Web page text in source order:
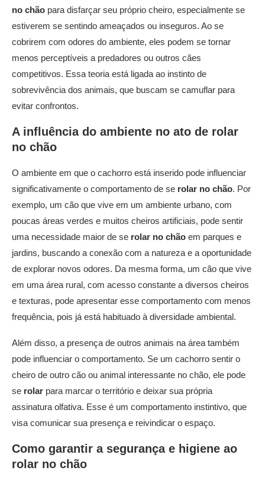
no chão para disfarçar seu próprio cheiro, especialmente se
estiverem se sentindo ameaçados ou inseguros. Ao se
cobrirem com odores do ambiente, eles podem se tornar
menos perceptíveis a predadores ou outros cães
competitivos. Essa teoria está ligada ao instinto de
sobrevivência dos animais, que buscam se camuflar para
evitar confrontos.
A influência do ambiente no ato de rolar
no chão
O ambiente em que o cachorro está inserido pode influenciar
significativamente o comportamento de se rolar no chão. Por
exemplo, um cão que vive em um ambiente urbano, com
poucas áreas verdes e muitos cheiros artificiais, pode sentir
uma necessidade maior de se rolar no chão em parques e
jardins, buscando a conexão com a natureza e a oportunidade
de explorar novos odores. Da mesma forma, um cão que vive
em uma área rural, com acesso constante a diversos cheiros
e texturas, pode apresentar esse comportamento com menos
frequência, pois já está habituado à diversidade ambiental.
Além disso, a presença de outros animais na área também
pode influenciar o comportamento. Se um cachorro sentir o
cheiro de outro cão ou animal interessante no chão, ele pode
se rolar para marcar o território e deixar sua própria
assinatura olfativa. Esse é um comportamento instintivo, que
visa comunicar sua presença e reivindicar o espaço.
Como garantir a segurança e higiene ao
rolar no chão